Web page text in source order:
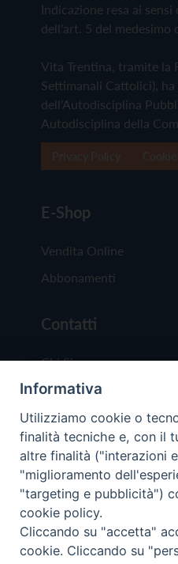
Indicazione resa ai
dell'art. 5 del medesimo
Vita Trentina, tramite la
Settimanali Cattolici),
dell'Autodisciplina
Autodisciplina della
E-Shop
Vendita Online
Abbonamenti
Contatti
Chi Siamo
Redazione
Scrivici
Copyright © 2019 -
Trentina Editrice
Informativa
Utilizziamo cookie o
finalità tecniche e, con il
altre finalità ("interazioni
"miglioramento
"targeting e pubblicità")
cookie policy.
Cliccando su "accetta"
cookie. Cliccando su